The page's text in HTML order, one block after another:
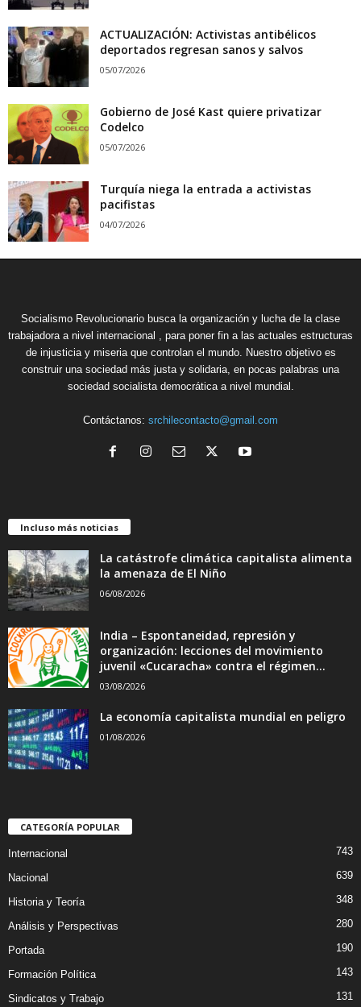
ACTUALIZACIÓN: Activistas antibélicos
deportados regresan sanos y salvos
05/07/2026
Gobierno de José Kast quiere privatizar
Codelco
05/07/2026
Turquía niega la entrada a activistas
pacifistas
04/07/2026
Socialismo Revolucionario busca la organización y lucha de la clase
trabajadora a nivel internacional , para poner fin a las actuales estructuras
de injusticia y miseria que controlan el mundo. Nuestro objetivo es
construir una sociedad más justa y solidaria, en pocas palabras una
sociedad socialista democrática a nivel mundial.
Contáctanos: srchilecontacto@gmail.com
Incluso más noticias
La catástrofe climática capitalista alimenta
la amenaza de El Niño
06/08/2026
India – Espontaneidad, represión y
organización: lecciones del movimiento
juvenil «Cucaracha» contra el régimen...
03/08/2026
La economía capitalista mundial en peligro
01/08/2026
CATEGORÍA POPULAR
Internacional 743
Nacional 639
Historia y Teoría 348
Análisis y Perspectivas 280
Portada 190
Formación Política 143
Sindicatos y Trabajo 131